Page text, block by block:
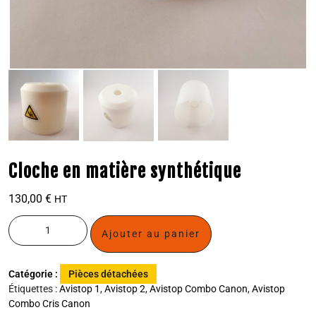
Cloche en matière synthétique
130,00 € HT
Ajouter au panier
Catégorie :
Pièces détachées
Étiquettes :Avistop 1,Avistop 2,Avistop Combo Canon,Avistop
Combo Cris Canon